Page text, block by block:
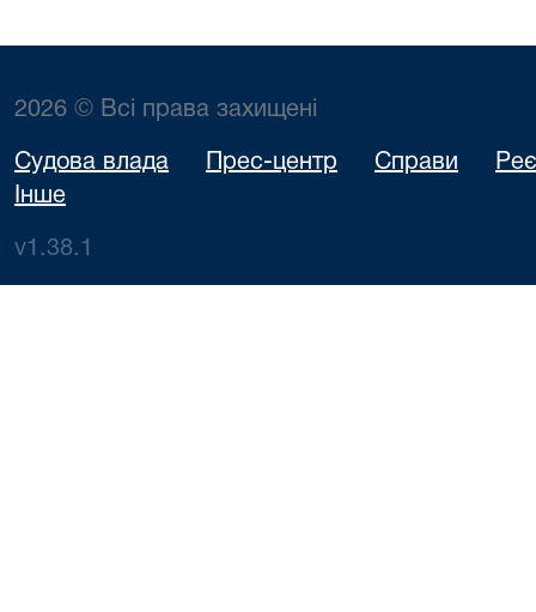
2026 © Всі права захищені
Судова влада Прес-центр Справи
Інше
v1.38.1